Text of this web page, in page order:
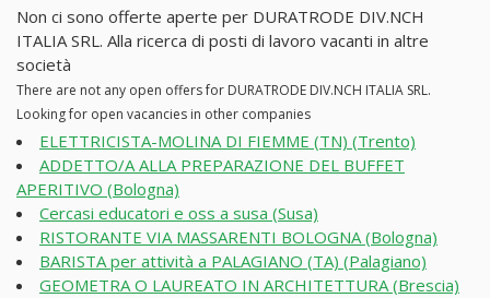
Non ci sono offerte aperte per DURATRODE DIV.NCH
ITALIA SRL. Alla ricerca di posti di lavoro vacanti in altre
società
There are not any open offers for DURATRODE DIV.NCH ITALIA SRL.
Looking for open vacancies in other companies
ELETTRICISTA-MOLINA DI FIEMME (TN) (Trento)
ADDETTO/A ALLA PREPARAZIONE DEL BUFFET
APERITIVO (Bologna)
Cercasi educatori e oss a susa (Susa)
RISTORANTE VIA MASSARENTI BOLOGNA (Bologna)
BARISTA per attività a PALAGIANO (TA) (Palagiano)
GEOMETRA O LAUREATO IN ARCHITETTURA (Brescia)